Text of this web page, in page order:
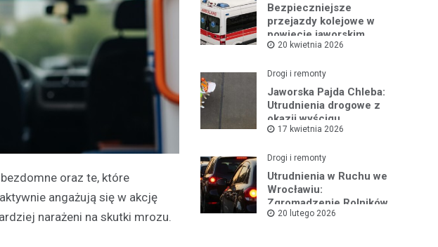
oraz te, które
angażują się w akcję
narażeni na skutki mrozu.
Bezpieczniejsze
przejazdy kolejowe w
powiecie jaworskim
20 kwietnia 2026
Drogi i remonty
Jaworska Pajda Chleba:
Utrudnienia drogowe z
okazji wyścigu
kolarskiego
17 kwietnia 2026
Drogi i remonty
Utrudnienia w Ruchu we
Wrocławiu:
Zgromadzenie Rolników
Dziś w Centrum
20 lutego 2026